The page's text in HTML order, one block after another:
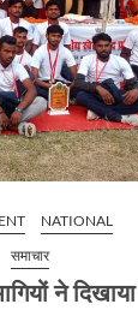
NATIONAL
समाचार
ने दिखाया